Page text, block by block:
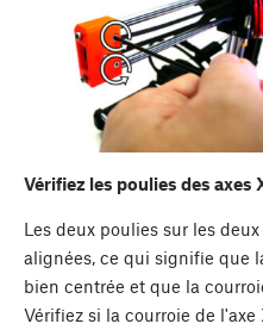
Vérifiez les poulies des axes
Les deux poulies sur les
alignées, ce qui signifie que
bien centrée et que la
Vérifiez si la courroie de